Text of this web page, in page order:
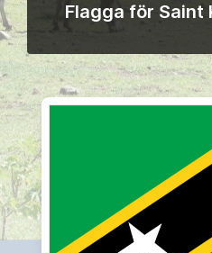
Flagga för Saint